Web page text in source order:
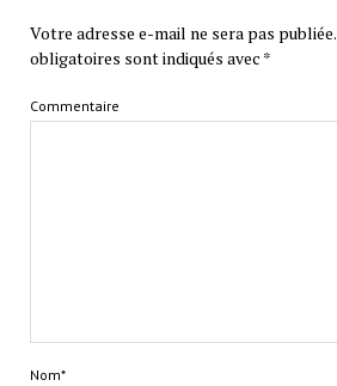
Votre adresse e-mail ne sera pas publiée.
obligatoires sont indiqués avec *
Commentaire
Nom*